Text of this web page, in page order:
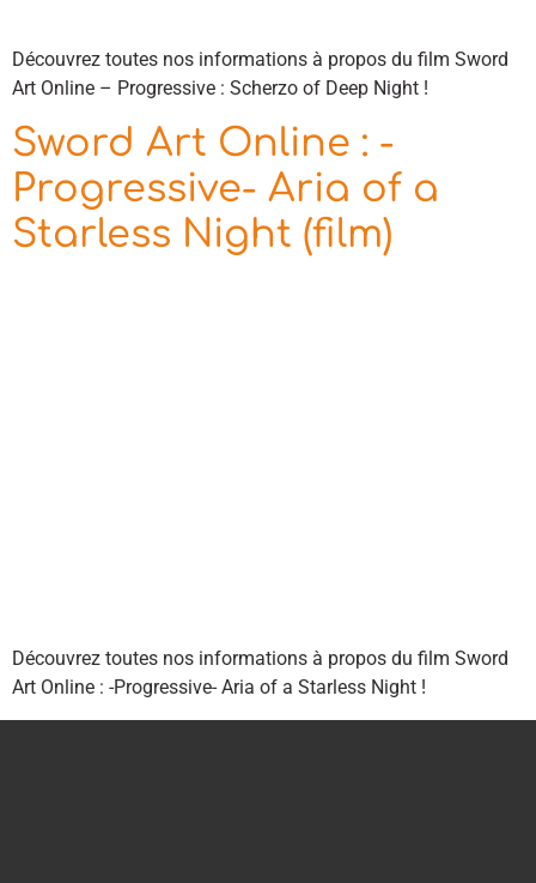
Découvrez toutes nos informations à propos du film Sword
Art Online – Progressive : Scherzo of Deep Night !
Sword Art Online : -
Progressive- Aria of a
Starless Night (film)
Découvrez toutes nos informations à propos du film Sword
Art Online : -Progressive- Aria of a Starless Night !